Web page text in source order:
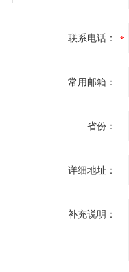
联系电话：
常用邮箱：
省份：
详细地址：
补充说明：